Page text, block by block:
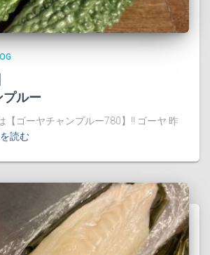
プルー
【ゴーヤチャンプルー780】!! ゴーヤ 昨
読む